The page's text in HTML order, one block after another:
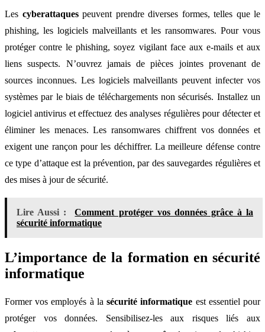
Les cyberattaquespeuvent prendre diverses formes, telles que le
phishing, les logiciels malveillants et les ransomwares. Pour vous
protéger contre le phishing, soyez vigilant face aux e-mails et aux
liens suspects. N’ouvrez jamais de pièces jointes provenant de
sources inconnues. Les logiciels malveillants peuvent infecter vos
systèmes par le biais de téléchargements non sécurisés. Installez un
logiciel antivirus et effectuez des analyses régulières pour détecter et
éliminer les menaces. Les ransomwares chiffrent vos données et
exigent une rançon pour les déchiffrer. La meilleure défense contre
ce type d’attaque est la prévention, par des sauvegardes régulières et
des mises à jour de sécurité.
Lire Aussi :
Comment protéger vos données grâce à la
sécurité informatique
L’importance de la formation en sécurité
informatique
Former vos employés à lasécurité informatique est essentiel pour
protéger vos données. Sensibilisez-les aux risques liés aux